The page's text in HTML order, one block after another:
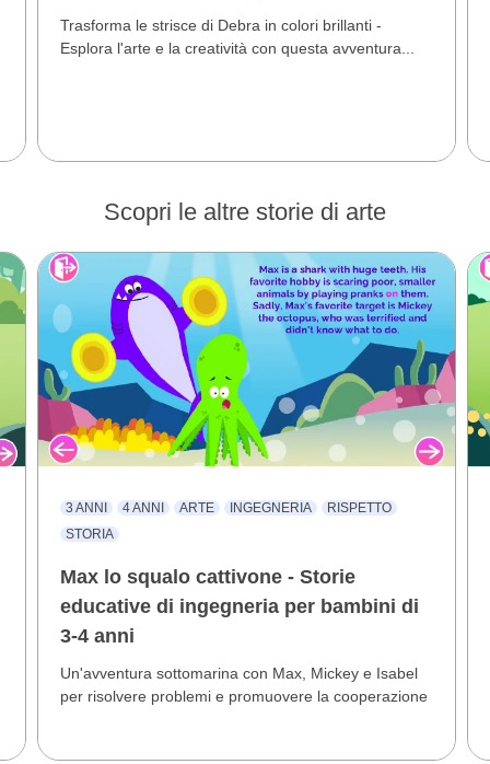
Trasforma le strisce di Debra in colori brillanti -
Esplora l'arte e la creatività con questa avventura...
Scopri le altre storie di arte
3 ANNI 4 ANNI ARTE INGEGNERIA
RISPETTO
STORIA
Max lo squalo cattivone - Storie
educative di ingegneria per bambini di
3-4 anni
Un'avventura sottomarina con Max, Mickey e Isabel
per risolvere problemi e promuovere la cooperazione